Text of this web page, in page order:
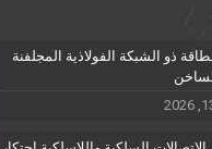
ذو الشبكة الفولاذية المجلفنة